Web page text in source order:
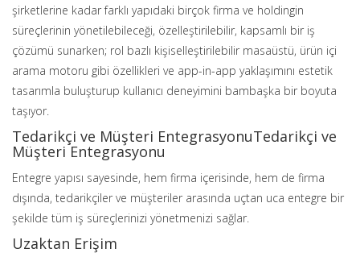
şirketlerine kadar farklı yapıdaki birçok firma ve holdingin
süreçlerinin yönetilebileceği, özelleştirilebilir, kapsamlı bir iş
çözümü sunarken; rol bazlı kişiselleştirilebilir masaüstü, ürün içi
arama motoru gibi özellikleri ve app-in-app yaklaşımını estetik
tasarımla buluşturup kullanıcı deneyimini bambaşka bir boyuta
taşıyor.
Tedarikçi ve Müşteri EntegrasyonuTedarikçi ve
Müşteri Entegrasyonu
Entegre yapısı sayesinde, hem firma içerisinde, hem de firma
dışında, tedarikçiler ve müşteriler arasında uçtan uca entegre bir
şekilde tüm iş süreçlerinizi yönetmenizi sağlar.
Uzaktan Erişim